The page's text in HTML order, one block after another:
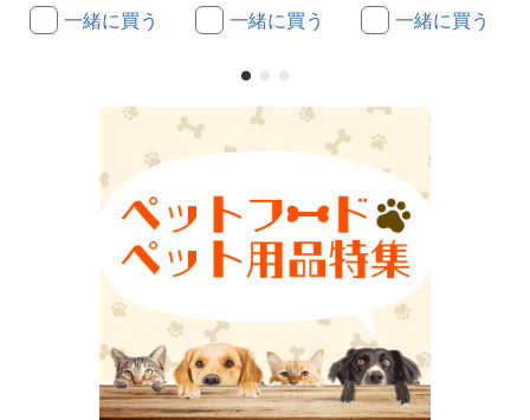
一緒に買う 一緒に買う 一緒に買う